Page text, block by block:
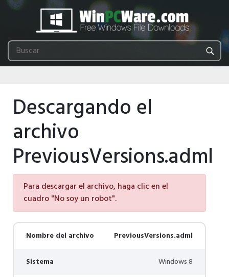
Descargando el
archivo
PreviousVersions.adml
Para descargar el archivo, haga clic en el
cuadro "No soy un robot".
Nombre del archivo PreviousVersions.adml
Sistema Windows 8